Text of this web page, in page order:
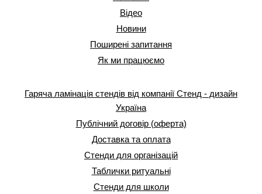
Відео
Новини
Поширені запитання
Як ми працюємо
Гаряча ламінація стендів від компанії Стенд - дизайн
Україна
Публічний договір (оферта)
Доставка та оплата
Стенди для організацій
Таблички ритуальні
Стенди для школи